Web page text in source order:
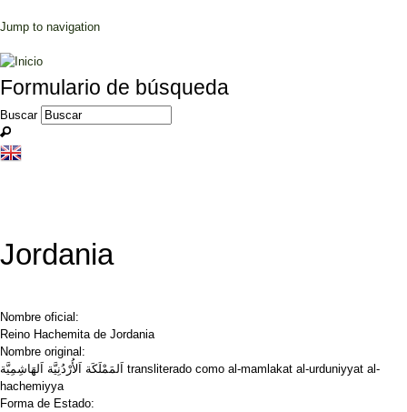
Jump to navigation
Formulario de búsqueda
Buscar
Jordania
Nombre oficial:
Reino Hachemita de Jordania
Nombre original:
اَلمَمْلَكَة اَلأُرْدُنِيَّة اَلهَاشِمِيَّة transliterado como al-mamlakat al-urduniyyat al-
hachemiyya
Forma de Estado: